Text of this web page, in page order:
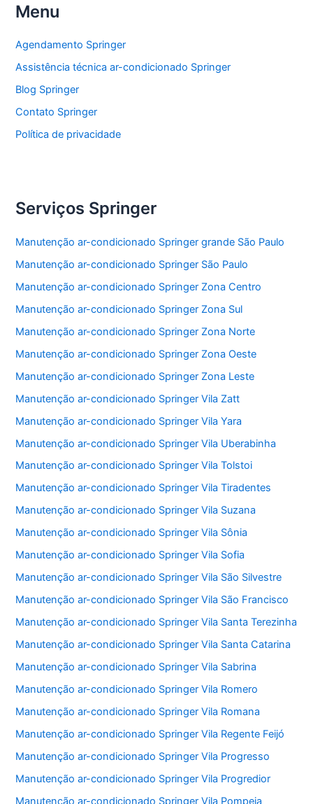
b
o
o
k
p
p
Menu
Agendamento Springer
Assistência técnica ar-condicionado Springer
Blog Springer
Contato Springer
Política de privacidade
Serviços Springer
Manutenção ar-condicionado Springer grande São Paulo
Manutenção ar-condicionado Springer São Paulo
Manutenção ar-condicionado Springer Zona Centro
Manutenção ar-condicionado Springer Zona Sul
Manutenção ar-condicionado Springer Zona Norte
Manutenção ar-condicionado Springer Zona Oeste
Manutenção ar-condicionado Springer Zona Leste
Manutenção ar-condicionado Springer Vila Zatt
Manutenção ar-condicionado Springer Vila Yara
Manutenção ar-condicionado Springer Vila Uberabinha
Manutenção ar-condicionado Springer Vila Tolstoi
Manutenção ar-condicionado Springer Vila Tiradentes
Manutenção ar-condicionado Springer Vila Suzana
Manutenção ar-condicionado Springer Vila Sônia
Manutenção ar-condicionado Springer Vila Sofia
Manutenção ar-condicionado Springer Vila São Silvestre
Manutenção ar-condicionado Springer Vila São Francisco
Manutenção ar-condicionado Springer Vila Santa Terezinha
Manutenção ar-condicionado Springer Vila Santa Catarina
Manutenção ar-condicionado Springer Vila Sabrina
Manutenção ar-condicionado Springer Vila Romero
Manutenção ar-condicionado Springer Vila Romana
Manutenção ar-condicionado Springer Vila Regente Feijó
Manutenção ar-condicionado Springer Vila Progresso
Manutenção ar-condicionado Springer Vila Progredior
Manutenção ar-condicionado Springer Vila Pompeia